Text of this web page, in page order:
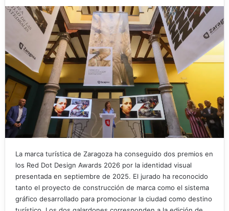
La marca turística de Zaragoza ha conseguido dos premios en
los Red Dot Design Awards 2026 por la identidad visual
presentada en septiembre de 2025. El jurado ha reconocido
tanto el proyecto de construcción de marca como el sistema
gráfico desarrollado para promocionar la ciudad como destino